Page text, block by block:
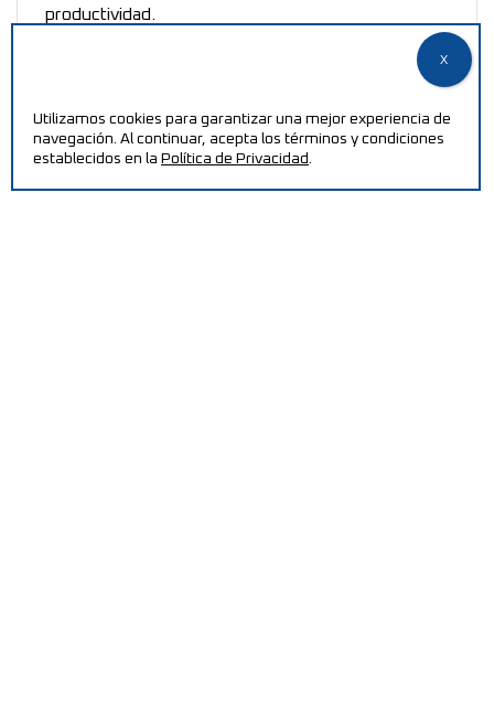
productividad.
Utilizamos cookies para garantizar una mejor experiencia de
navegación. Al continuar, acepta los términos y condiciones
establecidos en la Política de Privacidad.